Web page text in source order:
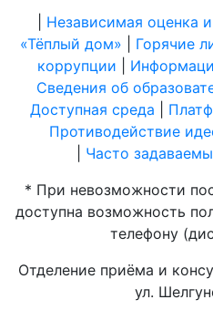
Независимая оценка
«Тёплый дом»
Горячие
коррупции
Сведения об
Доступная среда
Противодействие
Часто
* При невозможности
доступна возможность
телефону
Отделение приёма и
ул.